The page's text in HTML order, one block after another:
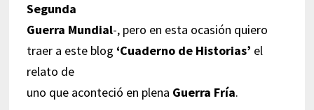
Segunda
Guerra Mundial-, pero en esta ocasión quiero
traer a este blog ‘Cuaderno de Historias’ el
relato de
uno que aconteció en plena Guerra Fría.